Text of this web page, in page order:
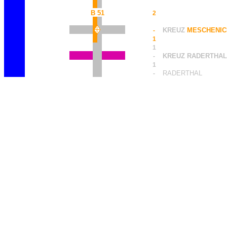
B 51 2
- KREUZ
1
1
-
KREUZ
1
-
RADERTHAL